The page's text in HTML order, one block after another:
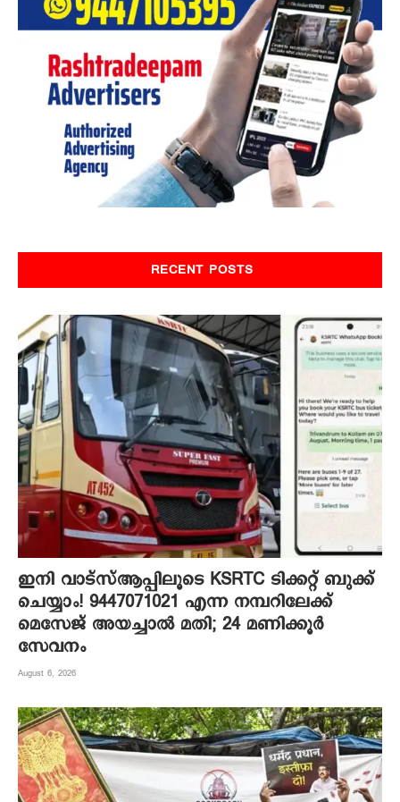
RECENT POSTS
ഇനി വാട്‌സ്ആപ്പിലൂടെ KSRTC ടിക്കറ്റ് ബുക്ക്
ചെയ്യാം! 9447071021 എന്ന നമ്പറിലേക്ക്
മെസേജ് അയച്ചാൽ മതി; 24 മണിക്കൂർ
സേവനം
August 6, 2026